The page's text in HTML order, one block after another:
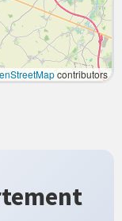
contributors